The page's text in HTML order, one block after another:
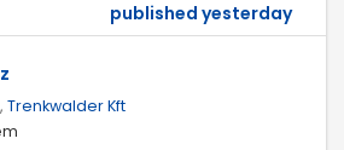
published yesterday
Trenkwalder Kft